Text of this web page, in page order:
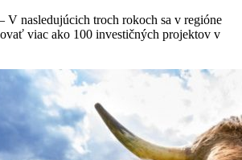
nasledujúcich troch rokoch sa v regióne
viac ako 100 investičných projektov v